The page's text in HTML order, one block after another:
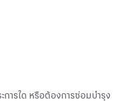
ารใด หรือต้องการซ่อมบำรุง